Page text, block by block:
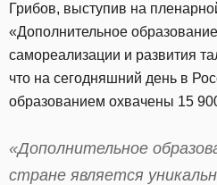
Грибов, выступив на
«Дополнительное
самореализации и развития
что на сегодняшний день в
образованием охвачены 15
«Дополнительное
стране является